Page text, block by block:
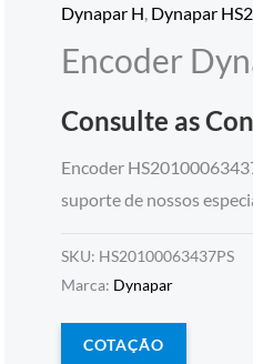
Dynapar H Dynapar
Encoder
Consulte as
Encoder
suporte de nossos
SKU: HS20100063437PS
Marca: Dynapar
COTAÇÃO